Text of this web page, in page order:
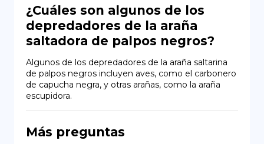
Privacy Policy
ES
EN
¿Cuáles son algunos de los
depredadores de la araña
saltadora de palpos negros?
Algunos de los depredadores de la araña saltarina
de palpos negros incluyen aves, como el carbonero
de capucha negra, y otras arañas, como la araña
escupidora.
Más preguntas